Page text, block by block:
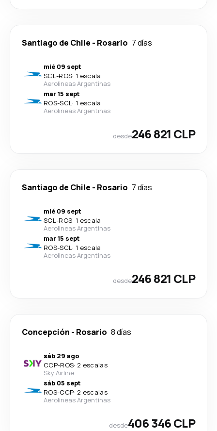
Santiago de Chile - Rosario 7 días
mié 09 sept
SCL-ROS· 1 escala
Aerolineas Argentinas
mar 15 sept
ROS-SCL· 1 escala
Aerolineas Argentinas
desde246 821 CLP
Santiago de Chile - Rosario 7 días
mié 09 sept
SCL-ROS· 1 escala
Aerolineas Argentinas
mar 15 sept
ROS-SCL· 1 escala
Aerolineas Argentinas
desde246 821 CLP
Concepción - Rosario 8 días
sáb 29 ago
CCP-ROS· 2 escalas
Sky Airline
sáb 05 sept
ROS-CCP· 2 escalas
Aerolineas Argentinas
desde406 346 CLP